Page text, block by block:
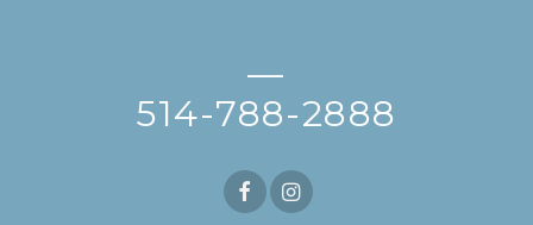
—
514-788-2888